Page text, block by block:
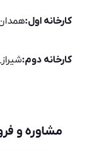
کارخانه اول:
کارخانه دوم:
مشاوره و